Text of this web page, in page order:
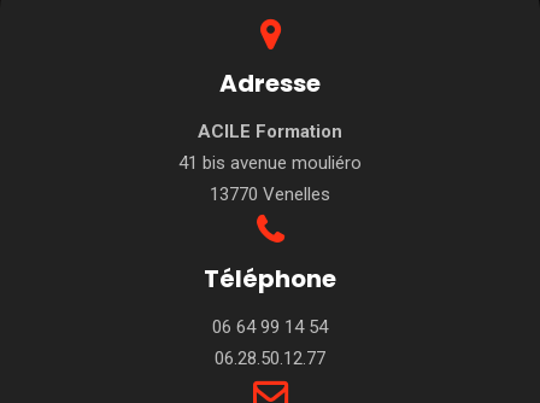
Adresse
ACILE Formation
41 bis avenue mouliéro
13770 Venelles
Téléphone
06 64 99 14 54
06.28.50.12.77